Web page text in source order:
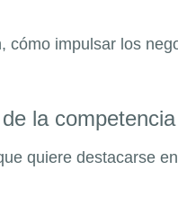
cómo impulsar los
la competencia
quiere destacarse